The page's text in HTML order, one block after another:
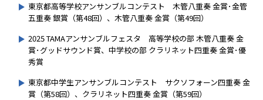
東京都高等学校アンサンブルコンテスト 木管八重奏 金賞･金管
五重奏 銀賞（第48回）、木管八重奏 金賞（第49回）
2025 TAMAアンサンブルフェスタ 高等学校の部 木管八重奏 金
賞･グッドサウンド賞、中学校の部 クラリネット四重奏 金賞･優
秀賞
東京都中学生アンサンブルコンテスト サクソフォーン四重奏 金
賞（第58回）、クラリネット四重奏 金賞（第59回）